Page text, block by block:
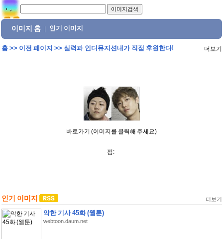
이미지 홈 인기 이미지
홈>> 이전 페이지 >> 실력파 인디뮤지션내가 직접 후원한다! 더보기
바로가기 (이미지를 클릭해 주세요)
펌:
인기 이미지 더보기
악한 기사 45화 (웹툰)
webtoon.daum.net